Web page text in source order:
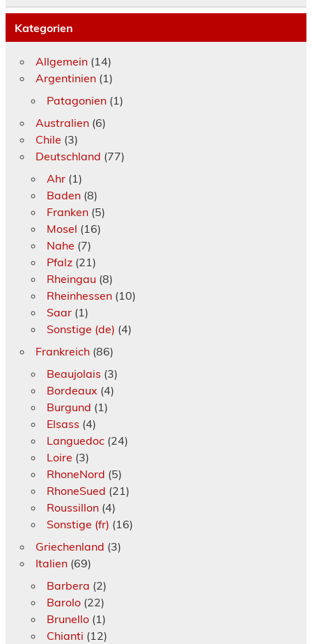
Kategorien
Allgemein(14)
Argentinien(1)
Patagonien(1)
Australien(6)
Chile (3)
Deutschland (77)
Ahr(1)
Baden(8)
Franken(5)
Mosel (16)
Nahe (7)
Pfalz(21)
Rheingau (8)
Rheinhessen(10)
Saar(1)
Sonstige (de) (4)
Frankreich(86)
Beaujolais (3)
Bordeaux (4)
Burgund (1)
Elsass (4)
Languedoc(24)
Loire (3)
RhoneNord (5)
RhoneSued (21)
Roussillon(4)
Sonstige (fr) (16)
Griechenland (3)
Italien(69)
Barbera (2)
Barolo(22)
Brunello(1)
Chianti (12)